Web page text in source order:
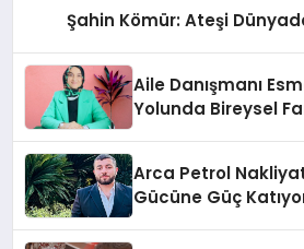
Şahin Kömür: Ateşi
Aile Danışmanı
Yolunda Bireysel
Arca Petrol
Gücüne Güç